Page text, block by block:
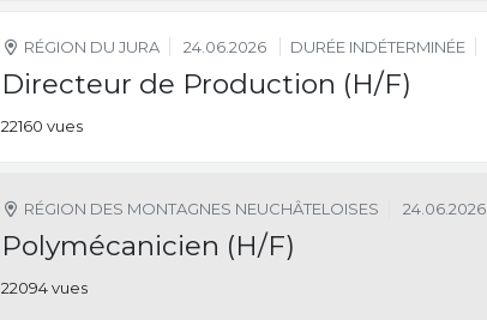
RÉGION DU JURA 24.06.2026 DURÉE INDÉTERMINÉE
Directeur de Production (H/F)
22160 vues
RÉGION DES MONTAGNES NEUCHÂTELOISES 24.06.2026
Polymécanicien (H/F)
22094 vues